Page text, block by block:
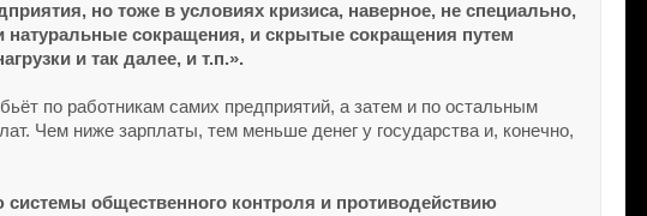
но тоже в условиях кризиса, наверное, не специально,
сокращения, и скрытые сокращения путем
и так далее, и т.п.».
по работникам самих предприятий, а затем и по остальным
Чем ниже зарплаты, тем меньше денег у государства и, конечно,
общественного контроля и противодействию